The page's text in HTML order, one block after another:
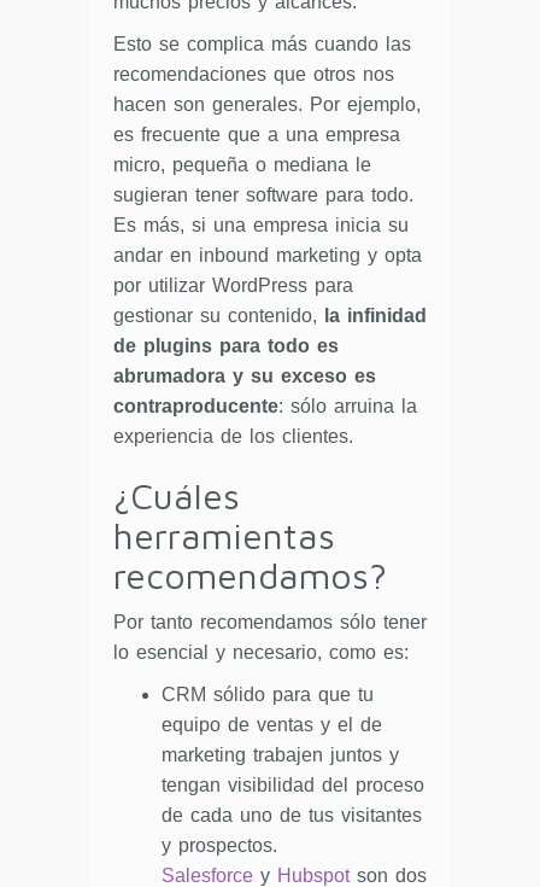
Esto se complica más cuando las
recomendaciones que otros nos
hacen son generales. Por ejemplo,
es frecuente que a una empresa
micro, pequeña o mediana le
sugieran tener software para todo.
Es más, si una empresa inicia su
andar en inbound marketing y opta
por utilizar WordPress para
gestionar su contenido,
la infinidad
de plugins para todo es
abrumadora y su exceso es
contraproducente: sólo arruina la
experiencia de los clientes.
¿Cuáles
herramientas
recomendamos?
Por tanto recomendamos sólo tener
lo esencial y necesario, como es:
CRM sólido para que tu
equipo de ventas y el de
marketing trabajen juntos y
tengan visibilidad del proceso
de cada uno de tus visitantes
y prospectos.
Salesforce y Hubspotson dos